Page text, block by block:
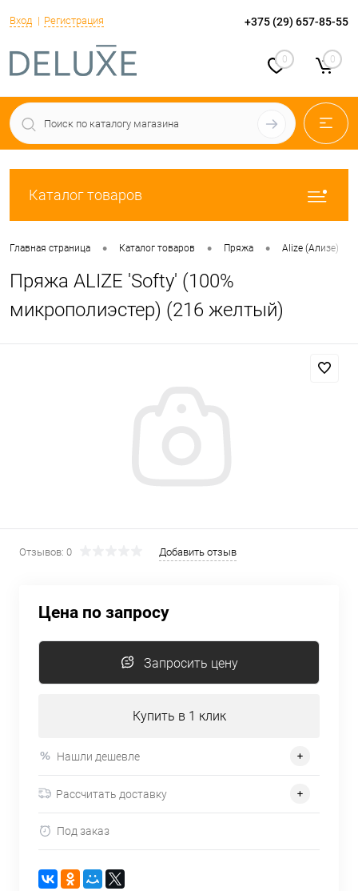
Вход Регистрация +375 (29) 657-85-55
0 0
Каталог товаров
Главная страница • Каталог товаров • Пряжа • Alize (Ализе)
Пряжа ALIZE 'Softy' (100%
микрополиэстер) (216 желтый)
Отзывов: 0 Добавить отзыв
Цена по запросу
Запросить цену
Купить в 1 клик
Нашли дешевле
Рассчитать доставку
Под заказ